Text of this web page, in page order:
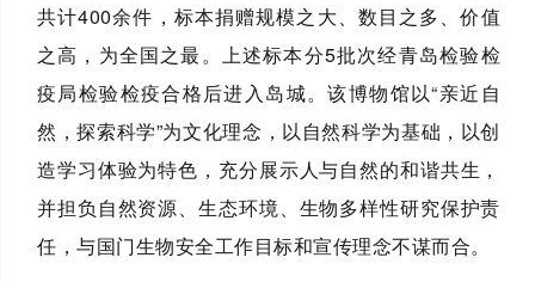
共计400余件，标本捐赠规模之大、数目之多、价值
之高，为全国之最。上述标本分5批次经青岛检验检
疫局检验检疫合格后进入岛城。该博物馆以“亲近自
然，探索科学”为文化理念，以自然科学为基础，以创
造学习体验为特色，充分展示人与自然的和谐共生，
并担负自然资源、生态环境、生物多样性研究保护责
任，与国门生物安全工作目标和宣传理念不谋而合。